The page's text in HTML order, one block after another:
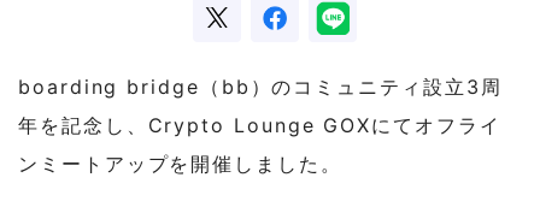
boarding bridge（bb）のコミュニティ設立3周
年を記念し、Crypto Lounge GOXにてオフライ
ンミートアップを開催しました。